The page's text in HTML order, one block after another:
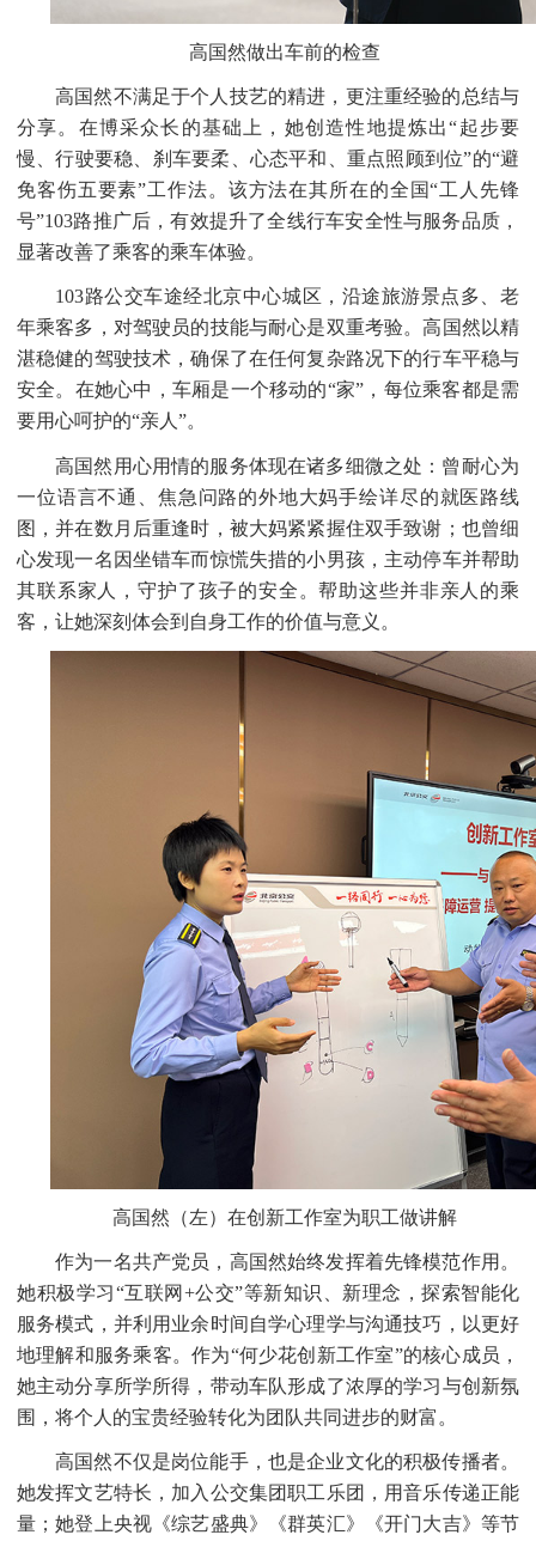
高国然做出车前的检查
高国然不满足于个人技艺的精进，更注重经验的总结与
分享。在博采众长的基础上，她创造性地提炼出“起步要
慢、行驶要稳、刹车要柔、心态平和、重点照顾到位”的“避
免客伤五要素”工作法。该方法在其所在的全国“工人先锋
号”103路推广后，有效提升了全线行车安全性与服务品质，
显著改善了乘客的乘车体验。
103路公交车途经北京中心城区，沿途旅游景点多、老
年乘客多，对驾驶员的技能与耐心是双重考验。高国然以精
湛稳健的驾驶技术，确保了在任何复杂路况下的行车平稳与
安全。在她心中，车厢是一个移动的“家”，每位乘客都是需
要用心呵护的“亲人”。
高国然用心用情的服务体现在诸多细微之处：曾耐心为
一位语言不通、焦急问路的外地大妈手绘详尽的就医路线
图，并在数月后重逢时，被大妈紧紧握住双手致谢；也曾细
心发现一名因坐错车而惊慌失措的小男孩，主动停车并帮助
其联系家人，守护了孩子的安全。帮助这些并非亲人的乘
客，让她深刻体会到自身工作的价值与意义。
高国然（左）在创新工作室为职工做讲解
作为一名共产党员，高国然始终发挥着先锋模范作用。
她积极学习“互联网+公交”等新知识、新理念，探索智能化
服务模式，并利用业余时间自学心理学与沟通技巧，以更好
地理解和服务乘客。作为“何少花创新工作室”的核心成员，
她主动分享所学所得，带动车队形成了浓厚的学习与创新氛
围，将个人的宝贵经验转化为团队共同进步的财富。
高国然不仅是岗位能手，也是企业文化的积极传播者。
她发挥文艺特长，加入公交集团职工乐团，用音乐传递正能
量；她登上央视《综艺盛典》《群英汇》《开门大吉》等节